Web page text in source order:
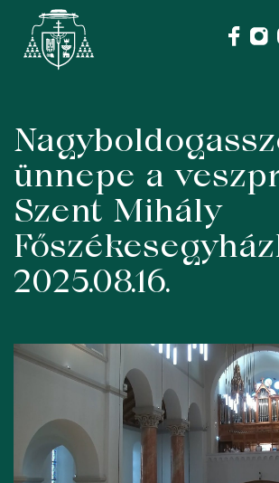
Skip
content
ünnepe a
Szent Mihály
2025.08.16.